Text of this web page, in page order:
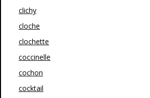
clichy
cloche
clochette
coccinelle
cochon
cocktail